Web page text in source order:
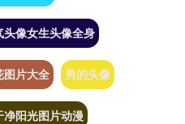
头像女生头像全身
图片大全 男的头像
净阳光图片动漫